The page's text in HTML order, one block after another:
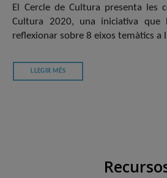
El Cercle de Cultura presenta les
Cultura 2020, una iniciativa que
reflexionar sobre 8 eixos temàtics a
LLEGIR MÉS